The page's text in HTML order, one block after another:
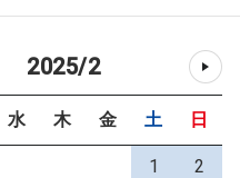
2025/2
水 木 金 土 日
1
2